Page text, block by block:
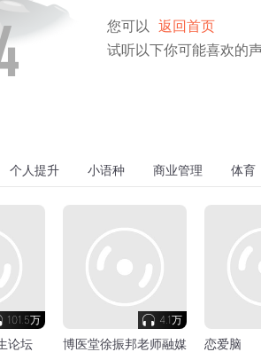
您可以
返回首页
试听以下你可能喜欢的
个人提升 小语种 商业管理 体育
101.5万
论坛
4.1万
博医堂徐振邦老师融媒
恋爱脑